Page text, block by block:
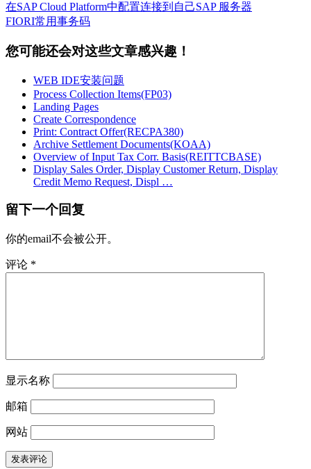
在SAP Cloud Platform中配置连接到自己SAP 服务器
FIORI常用事务码
您可能还会对这些文章感兴趣！
WEB IDE安装问题
Process Collection Items(FP03)
Landing Pages
Create Correspondence
Print: Contract Offer(RECPA380)
Archive Settlement Documents(KOAA)
Overview of Input Tax Corr. Basis(REITTCBASE)
Display Sales Order, Display Customer Return, Display
Credit Memo Request, Displ …
留下一个回复
你的email不会被公开。
评论 *
显示名称
邮箱
网站